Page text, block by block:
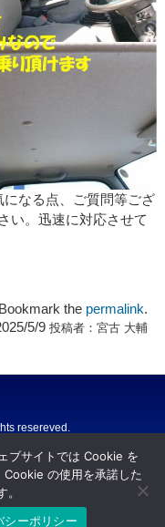
なる点、ご質問等ござ
い。迅速に対応させて
Bookmark the permalink.
5/9 投稿者：宮古 大輔
resereved.Powered by DJCOM Inc.
ブサイトでは Cookie を
Cookie の使用を承諾した
シーポリシー